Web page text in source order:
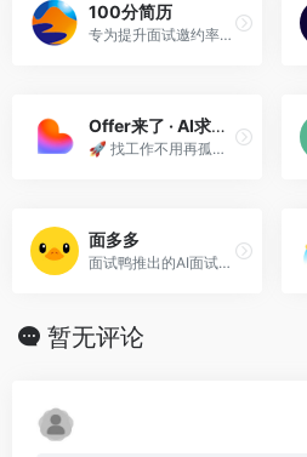
100分简历
专为提升面试邀约率打造的AI在线简历编辑平台，内置60+套HR推荐的ATS适配简历模板，覆盖24个大行业3000+真实岗位范文。
Offer来了 · AI求职助手
🚀 找工作不用再孤军奋战！ AI求职 = 你的专属“职业教练+面试官+写简历达人”。 ✨ 简历不够亮眼？AI帮你精准优化！ 💡 面试紧张？AI陪你
面多多
面试鸭推出的AI面试训练平台
暂无评论